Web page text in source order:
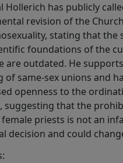
Hollerich has publicly
revision of the
stating that the
foundations of the
are outdated. He
of same-sex unions and
openness to the
suggesting that the
priests is not an
decision and could